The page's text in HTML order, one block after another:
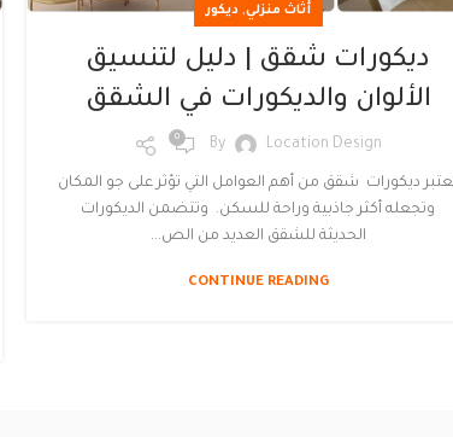
أثاث منزلي, ديكور
ديكورات شقق | دليل لتنسيق
الألوان والديكورات في الشقق
By Location Design
0
ديكورات شقق من أهم العوامل التي تؤثر على جو المكان
وتجعله أكثر جاذبية وراحة للسكن. وتتضمن الديكورات
الحديثة للشقق العديد من الص...
CONTINUE READING